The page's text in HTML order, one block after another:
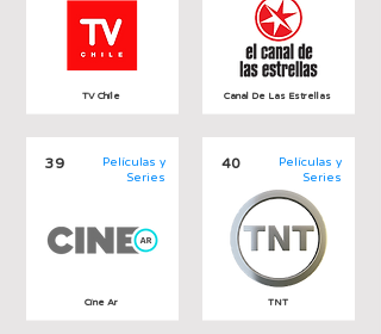
TV Chile
Cine Ar
39
Películas y
Series
Canal De Las Estrellas
TNT
40
Películas y
Series